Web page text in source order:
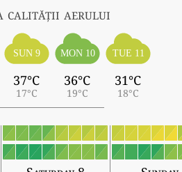
calității aerului
SUN 9
37°C
17°C
MON 10
36°C
19°C
TUE 11
31°C
18°C